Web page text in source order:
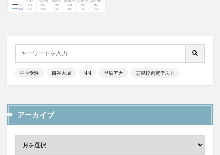
中学受験 四谷大塚 NN 早稲アカ 志望校判定テスト
アーカイブ